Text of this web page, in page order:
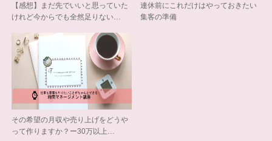
【感想】まだ先でいいと思っていた
けれど今からでも全然足りない…
連休前にこれだけはやっておきたい
集客の準備
その希望の月収や売り上げをどうや
って作りますか？ー30万以上…